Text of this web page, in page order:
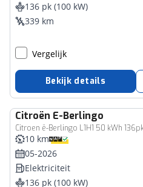
136 pk (100 kW)
339 km
Vergelijk
Bekijk details
Citroën E-Berlingo
Bedrijfswagen
10 km
05-2026
Elektriciteit
136 pk (100 kW)